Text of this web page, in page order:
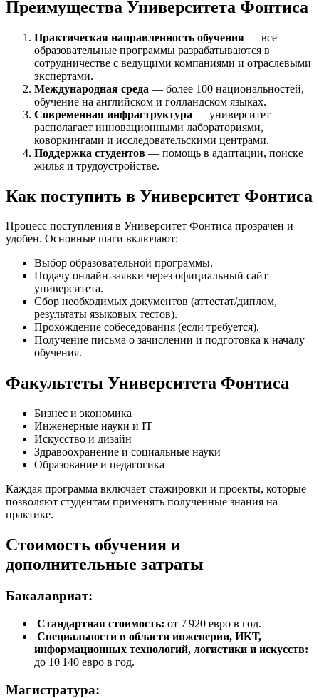
Преимущества Университета Фонтиса
Практическая направленность обучения — все
образовательные программы разрабатываются в
сотрудничестве с ведущими компаниями и отраслевыми
экспертами.
Международная среда — более 100 национальностей,
обучение на английском и голландском языках.
Современная инфраструктура — университет
располагает инновационными лабораториями,
коворкингами и исследовательскими центрами.
Поддержка студентов — помощь в адаптации, поиске
жилья и трудоустройстве.
Как поступить в Университет Фонтиса
Процесс поступления в Университет Фонтиса прозрачен и
удобен. Основные шаги включают:
Выбор образовательной программы.
Подачу онлайн-заявки через официальный сайт
университета.
Сбор необходимых документов (аттестат/диплом,
результаты языковых тестов).
Прохождение собеседования (если требуется).
Получение письма о зачислении и подготовка к началу
обучения.
Факультеты Университета Фонтиса
Бизнес и экономика
Инженерные науки и IT
Искусство и дизайн
Здравоохранение и социальные науки
Образование и педагогика
Каждая программа включает стажировки и проекты, которые
позволяют студентам применять полученные знания на
практике.
Стоимость обучения и
дополнительные затраты
Бакалавриат:
Стандартная стоимость: от 7 920 евро в год.
Специальности в области инженерии, ИКТ,
информационных технологий, логистики и искусств:
до 10 140 евро в год.
Магистратура: